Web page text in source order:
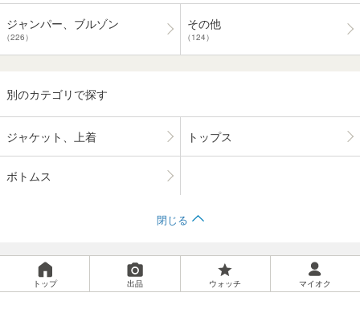
ジャンパー、ブルゾン
（226）
その他
（124）
別のカテゴリで探す
ジャケット、上着 トップス
ボトムス
閉じる
トップ 出品 ウォッチ マイオク